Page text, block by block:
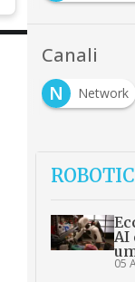
Canali
N
Network
AI
05